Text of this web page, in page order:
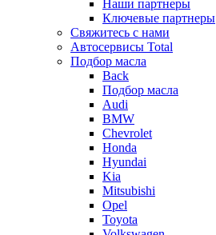
Наши партнеры
Ключевые партнеры
Свяжитесь с нами
Автосервисы Total
Подбор масла
Back
Подбор масла
Audi
BMW
Chevrolet
Honda
Hyundai
Kia
Mitsubishi
Opel
Toyota